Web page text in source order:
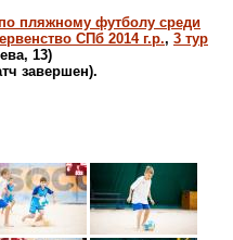
пляжному футболу среди
СПб 2014 г.р., 3 тур
13)
завершен).